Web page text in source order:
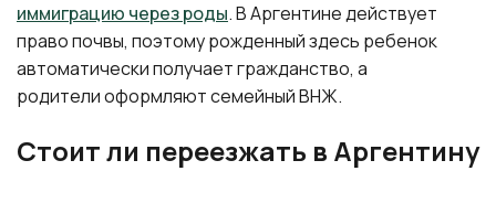
иммиграцию через роды. В Аргентине действует
право почвы, поэтому рожденный здесь ребенок
автоматически получает гражданство, а
родители оформляют семейный ВНЖ.
Стоит ли переезжать в Аргентину